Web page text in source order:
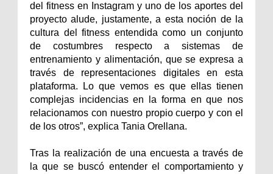
del fitness en Instagram y uno de los aportes del
proyecto alude, justamente, a esta noción de la
cultura del fitness entendida como un conjunto
de costumbres respecto a sistemas de
entrenamiento y alimentación, que se expresa a
través de representaciones digitales en esta
plataforma. Lo que vemos es que ellas tienen
complejas incidencias en la forma en que nos
relacionamos con nuestro propio cuerpo y con el
de los otros”, explica Tania Orellana.
Tras la realización de una encuesta a través de
la que se buscó entender el comportamiento y